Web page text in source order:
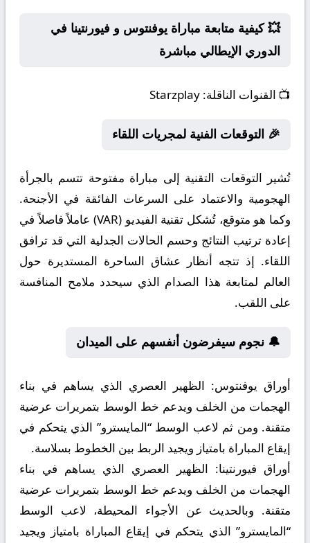
💥 كيفية متابعة مباراة يوفنتوس و فيورنتينا في
الدوري الإيطالي مباشرة
📺 القنوات الناقلة:
🎉 التوقعات الفنية لمجريات اللقاء
تُشير التوقعات التقنية إلى مباراة مفتوحة تتسم بالجرأة
الهجومية والاعتماد على السرعات الفائقة في الأجنحة.
وكما هو متوقع، تُشكل تقنية الفيديو (VAR) عاملاً فاصلاً في
إعادة ترتيب النتائج وحسم الحالات الجدلية التي قد ترافق
اللقاء. إذ تتجه أنظار عشاق الساحرة المستديرة حول
العالم لمتابعة هذا الصدام الذي سيحدد ملامح المنافسة
على اللقب.
🔔 نجوم سيفرضون أنفسهم على الميدان
أوراق يوفنتوس: الظهير العصري الذي يساهم في بناء
الهجمات من الخلف ويدعم خط الوسط بتمريرات عرضية
متقنة. ومن ثم لاعب الوسط “المايسترو” الذي يتحكم في
إيقاع المباراة بامتياز ويجيد الربط بين الخطوط بسلاسة.
أوراق فيورنتينا: الظهير العصري الذي يساهم في بناء
الهجمات من الخلف ويدعم خط الوسط بتمريرات عرضية
متقنة. وبالحديث عن الأجواء المحيطة، لاعب الوسط
“المايسترو” الذي يتحكم في إيقاع المباراة بامتياز ويجيد